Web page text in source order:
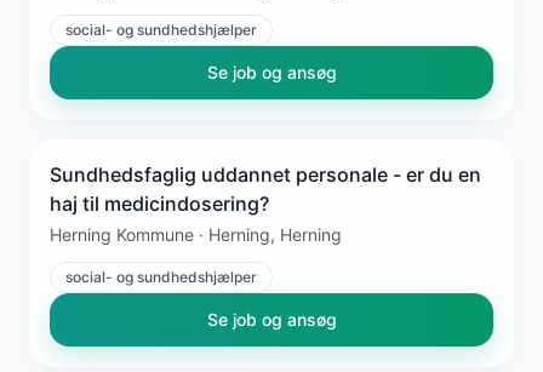
social- og sundhedshjælper
Se job og ansøg
Sundhedsfaglig uddannet personale - er du en
haj til medicindosering?
Herning Kommune · Herning, Herning
social- og sundhedshjælper
Se job og ansøg